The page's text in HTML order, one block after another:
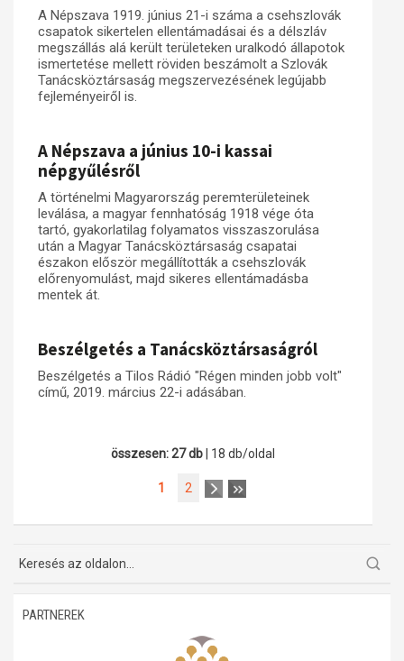
A Népszava 1919. június 21-i száma a csehszlovák
csapatok sikertelen ellentámadásai és a délszláv
megszállás alá került területeken uralkodó állapotok
ismertetése mellett röviden beszámolt a Szlovák
Tanácsköztársaság megszervezésének legújabb
fejleményeiről is.
A Népszava a június 10-i kassai
népgyűlésről
A történelmi Magyarország peremterületeinek
leválása, a magyar fennhatóság 1918 vége óta
tartó, gyakorlatilag folyamatos visszaszorulása
után a Magyar Tanácsköztársaság csapatai
északon először megállították a csehszlovák
előrenyomulást, majd sikeres ellentámadásba
mentek át.
Beszélgetés a Tanácsköztársaságról
Beszélgetés a Tilos Rádió "Régen minden jobb volt"
című, 2019. március 22-i adásában.
összesen: 27 db | 18 db/oldal
1 2
PARTNEREK